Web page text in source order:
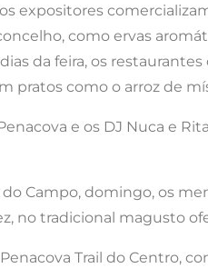
expositores
como ervas
da feira, os
pratos como o arroz de
e os DJ Nuca e
Campo, domingo, os
no tradicional magusto
Trail do Centro,